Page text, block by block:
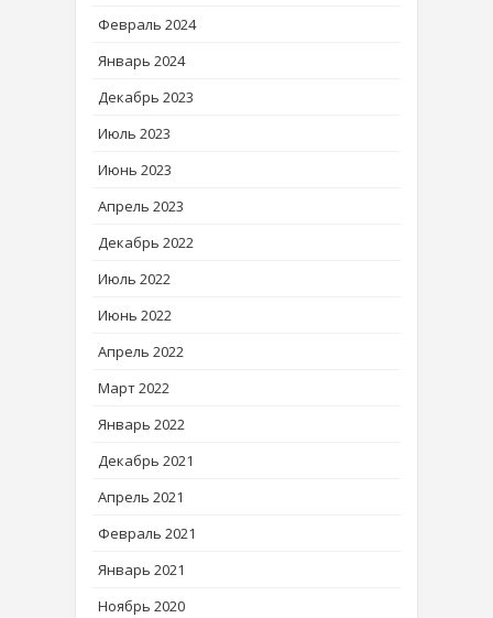
Февраль 2024
Январь 2024
Декабрь 2023
Июль 2023
Июнь 2023
Апрель 2023
Декабрь 2022
Июль 2022
Июнь 2022
Апрель 2022
Март 2022
Январь 2022
Декабрь 2021
Апрель 2021
Февраль 2021
Январь 2021
Ноябрь 2020